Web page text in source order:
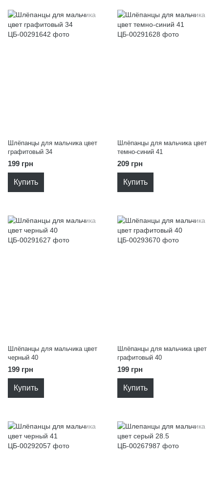
Шлёпанцы для мальчика цвет
графитовый 34
199 грн
Купить
Шлёпанцы для мальчика цвет
темно-синий 41
209 грн
Купить
Шлёпанцы для мальчика цвет
черный 40
199 грн
Купить
Шлёпанцы для мальчика цвет
графитовый 40
199 грн
Купить